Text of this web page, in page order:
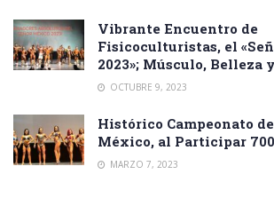
Vibrante Encuentro de
Fisicoculturistas, el
2023»; Músculo, Belleza
OCTUBRE 9, 2023
Histórico Campeonato
México, al Participar
MARZO 7, 2023